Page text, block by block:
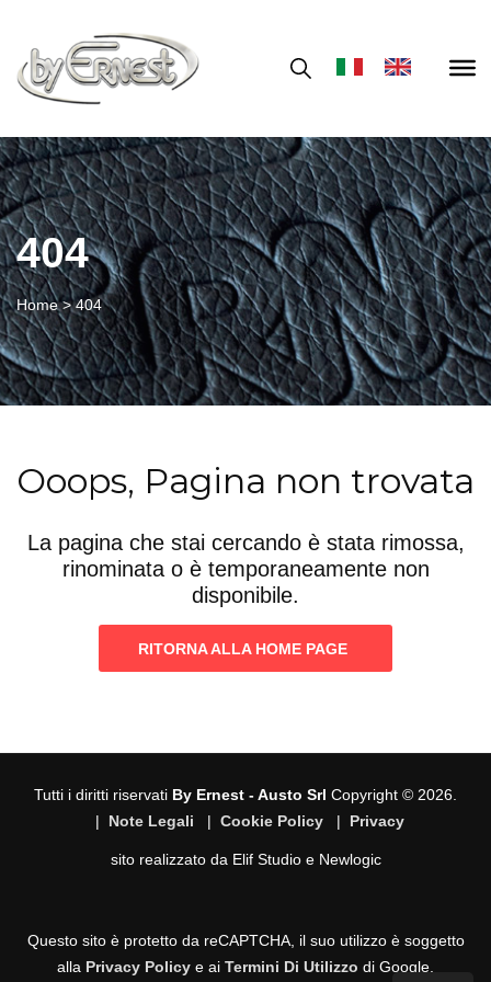
404
Home >404
Ooops, Pagina non trovata
La pagina che stai cercando è stata rimossa,
rinominata o è temporaneamente non
disponibile.
RITORNA ALLA HOME PAGE
Tutti i diritti riservati By Ernest - Austo Srl Copyright © 2026.
| Note Legali | Cookie Policy | Privacy
sito realizzato da Elif Studioe Newlogic
Questo sito è protetto da reCAPTCHA, il suo utilizzo è soggetto
alla Privacy Policy e ai Termini Di Utilizzo di Google.